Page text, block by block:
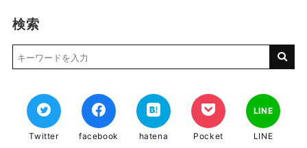
検索
Twitter facebook hatena Pocket
LINE
LINE